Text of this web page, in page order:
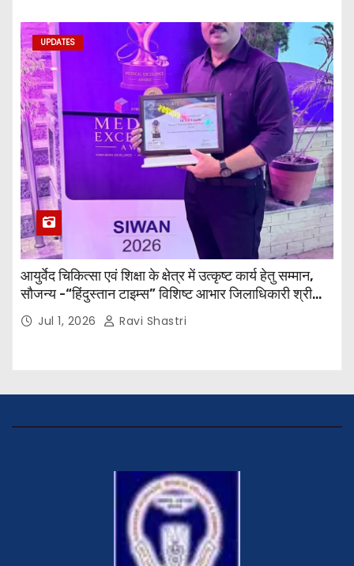
UPDATES
आयुर्वेद चिकित्सा एवं शिक्षा के क्षेत्र में उत्कृष्ट कार्य हेतु सम्मान,
सौजन्य -“हिंदुस्तान टाइम्स” विशिष्ट आभार जिलाधिकारी श्री
विवेक रंजन मैत्रेय (भा०प्र० से०), आरक्षी अधीक्षक श्री पूरन झा
(भा०पु०से०) सिविल सर्जन, सिवान एवं ब्यूरो चीफ श्री नीरज
Jul 1, 2026 Ravi Shastri